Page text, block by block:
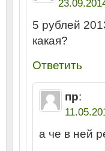
5 рублей
какая?
Ответить
пр:
а че в ней